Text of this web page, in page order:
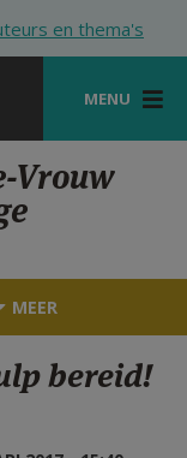
en thema's
MENU
Vrouw
MEER
bereid!